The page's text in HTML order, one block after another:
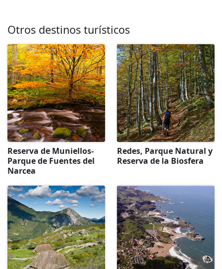
Otros destinos turísticos
Reserva de Muniellos-
Parque de Fuentes del
Narcea
Redes, Parque Natural y
Reserva de la Biosfera